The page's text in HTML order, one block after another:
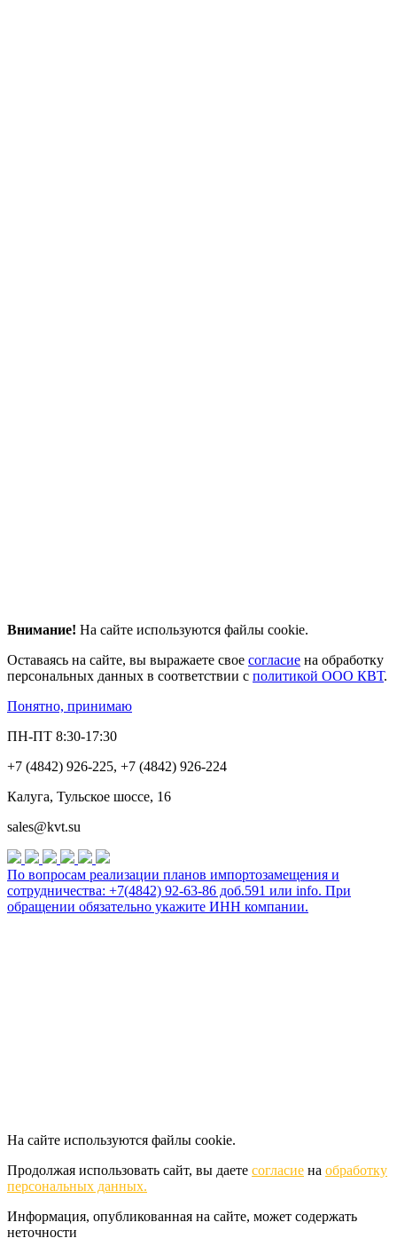
Внимание! На сайте используются файлы cookie.
Оставаясь на сайте, вы выражаете свое согласие на обработку
персональных данных в соответствии с политикой ООО КВТ.
Понятно, принимаю
ПН-ПТ 8:30-17:30
+7 (4842) 926-225, +7 (4842) 926-224
Калуга, Тульское шоссе, 16
sales@kvt.su
По вопросам реализации планов импортозамещения и
сотрудничества: +7(4842) 92-63-86 доб.591 или info. При
обращении обязательно укажите ИНН компании.
На сайте используются файлы cookie.
Продолжая использовать сайт, вы даете согласие на обработку
персональных данных.
Информация, опубликованная на сайте, может содержать
неточности